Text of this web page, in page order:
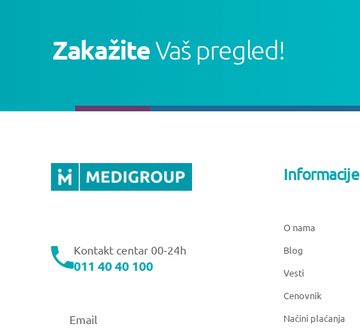
ZakažiteVaš pregled!
Kontakt centar 00-24h
011 40 40 100
Email
Informacije
O nama
Blog
Vesti
Cenovnik
Načini plaćanja